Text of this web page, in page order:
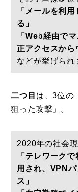
「メールを利
る」
「Web経由で
正アクセスから
などが挙げられ
二つ目 は、3位の
狙った攻撃」。
2020年の社会
「テレワーク
用され、VPN
ス」